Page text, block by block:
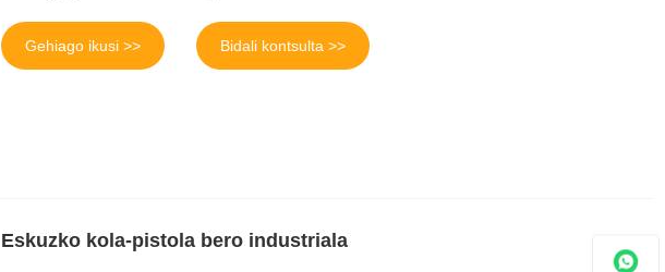
Gehiago ikusi >> Bidali kontsulta >>
Eskuzko kola-pistola bero industriala